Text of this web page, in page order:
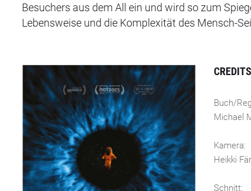
Besuchers aus dem All ein und wird so zum
Lebensweise und die Komplexität des Mensch-
CREDITS
Buch/
Michael
Kamera:
Heikki
Schnitt: